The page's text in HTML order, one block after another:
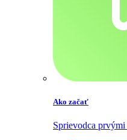
Ako začať
Sprievodca